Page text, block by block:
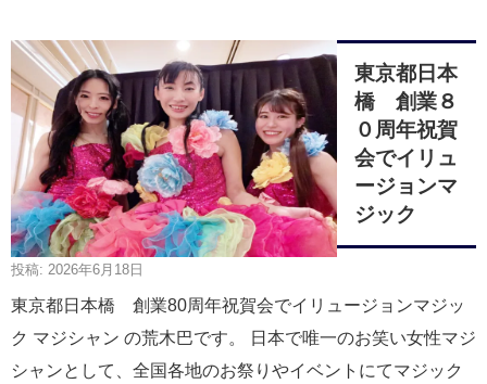
東京都日本
橋 創業８
０周年祝賀
会でイリュ
ージョンマ
ジック
投稿: 2026年6月18日
東京都日本橋 創業80周年祝賀会でイリュージョンマジッ
ク マジシャン の荒木巴です。 日本で唯一のお笑い女性マジ
シャンとして、全国各地のお祭りやイベントにてマジック